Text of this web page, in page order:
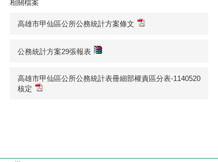
相關檔案
高雄市甲仙區公所公務統計方案條文
公務統計方案29張報表
高雄市甲仙區公所公務統計表冊細部權責區分表-1140520
核定